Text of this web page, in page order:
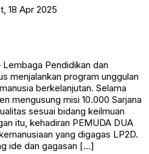
18 Apr 2025
Pendidikan dan
menjalankan program unggulan
berkelanjutan. Selama
mengusung misi 10.000 Sarjana
sesuai bidang keilmuan
itu, kehadiran PEMUDA DUA
yang digagas LP2D.
ide dan gagasan […]